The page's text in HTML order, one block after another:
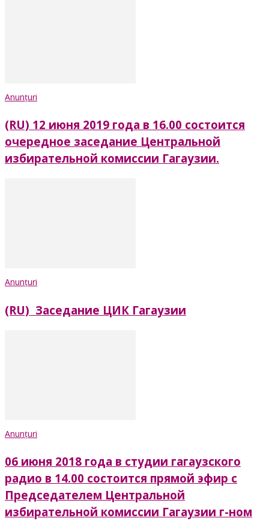
Anunțuri
(RU) 12 июня 2019 года в 16.00 состоится
очередное заседание Центральной
избирательной комиссии Гагаузии.
Anunțuri
(RU) Заседание ЦИК Гагаузии
Anunțuri
06 июня 2018 года в студии гагаузского
радио в 14.00 состоится прямой эфир с
Председателем Центральной
избирательной комиссии Гагаузии г-ном